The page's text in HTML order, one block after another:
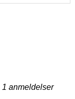
1 anmeldelser